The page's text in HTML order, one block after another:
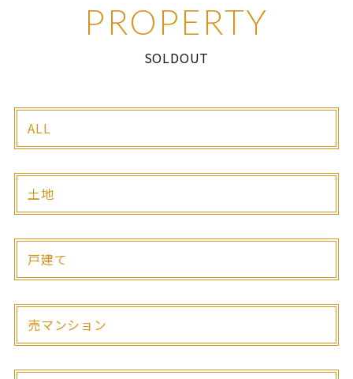
PROPERTY
SOLDOUT
ALL
土地
戸建て
売マンション